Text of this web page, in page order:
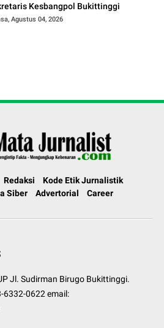
Kesbangpol Bukittinggi
Agustus 04, 2026
Redaksi
Kode Etik Jurnalistik
Siber
Advertorial Career
Jl. Sudirman Birugo Bukittinggi.
6332-0622 email: